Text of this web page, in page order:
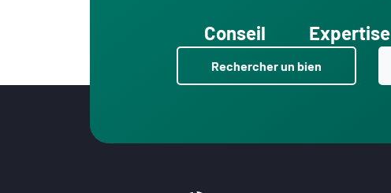
Conseil Expertise
Rechercher un bien